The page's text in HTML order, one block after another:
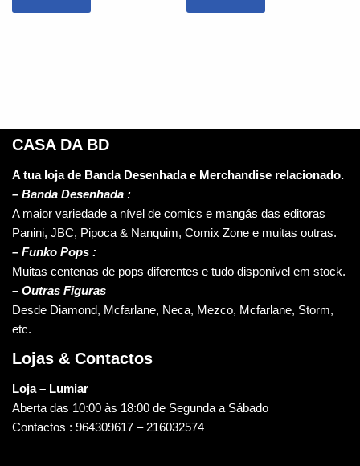
CASA DA BD
A tua loja de Banda Desenhada e Merchandise relacionado.
– Banda Desenhada :
A maior variedade a nível de comics e mangás das editoras
Panini, JBC, Pipoca & Nanquim, Comix Zone e muitas outras.
– Funko Pops :
Muitas centenas de pops diferentes e tudo disponível em stock.
– Outras Figuras
Desde Diamond, Mcfarlane, Neca, Mezco, Mcfarlane, Storm,
etc.
Lojas & Contactos
Loja – Lumiar
Aberta das 10:00 às 18:00 de Segunda a Sábado
Contactos : 964309617 – 216032574